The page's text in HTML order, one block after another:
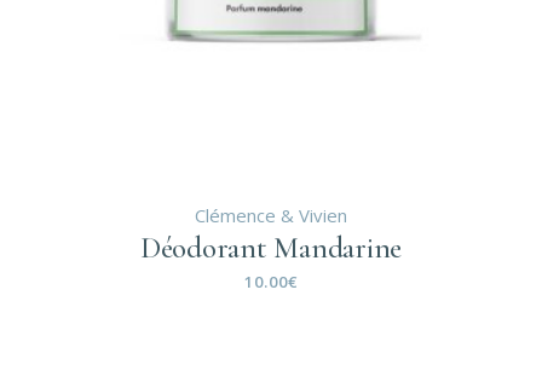
Clémence & Vivien
Déodorant Mandarine
10.00€